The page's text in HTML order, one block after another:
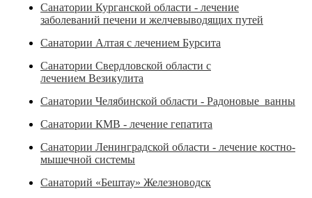
Санатории Курганской области - лечение
заболеваний печени и желчевыводящих путей
Санатории Алтая с лечением Бурсита
Санатории Свердловской области с
лечением Везикулита
Санатории Челябинской области - Радоновые ванны
Санатории КМВ - лечение гепатита
Санатории Ленинградской области - лечение костно-
мышечной системы
Санаторий «Бештау» Железноводск